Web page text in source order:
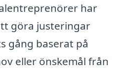
har
göra justeringar
gång baserat på
eller önskemål från